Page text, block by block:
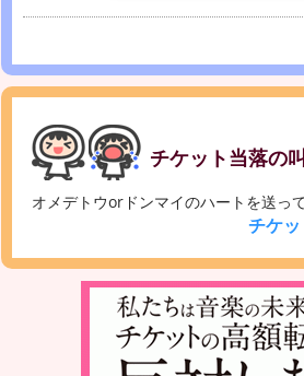
チケット当落の
オメデトウorドンマイのハートを送っ
チケ